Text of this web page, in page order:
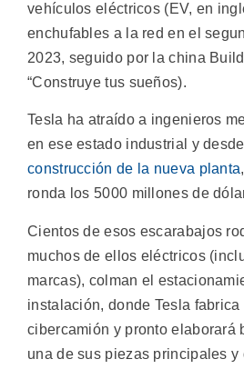
vehículos eléctricos (EV, en
enchufables a la red en el
2023, seguido por la china
“Construye tus sueños).
Tesla ha atraído a ingenieros
en ese estado industrial y
construcción de la nueva planta
ronda los 5000 millones de
Cientos de esos escarabajos
muchos de ellos eléctricos
marcas), colman el
instalación, donde Tesla
cibercamión y pronto elaborará
una de sus piezas principales y